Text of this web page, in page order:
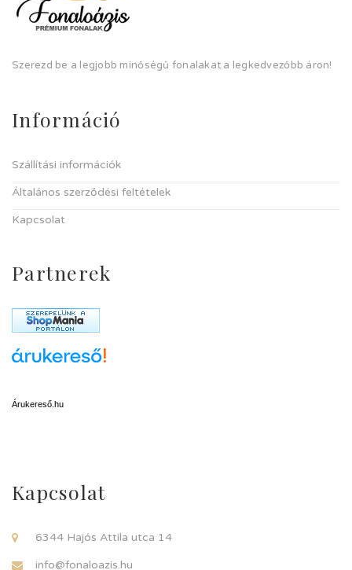
Szerezd be a legjobb minőségű fonalakat a legkedvezőbb áron!
Információ
Szállítási információk
Általános szerződési feltételek
Kapcsolat
Partnerek
Árukereső.hu
Kapcsolat
6344 Hajós Attila utca 14
info@fonaloazis.hu